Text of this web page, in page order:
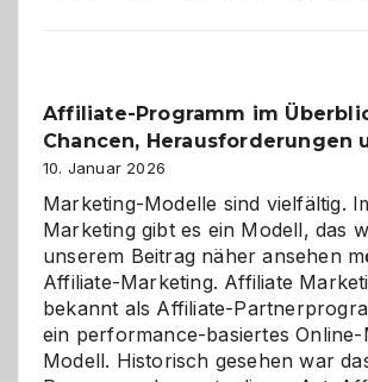
Affiliate-Programm im
Chancen, Herausforderungen
10. Januar 2026
Marketing-Modelle sind vielfältig.
Marketing gibt es ein Modell, das
unserem Beitrag näher ansehen
Affiliate-Marketing. Affiliate
bekannt als Affiliate-
ein performance-basiertes
Modell. Historisch gesehen war